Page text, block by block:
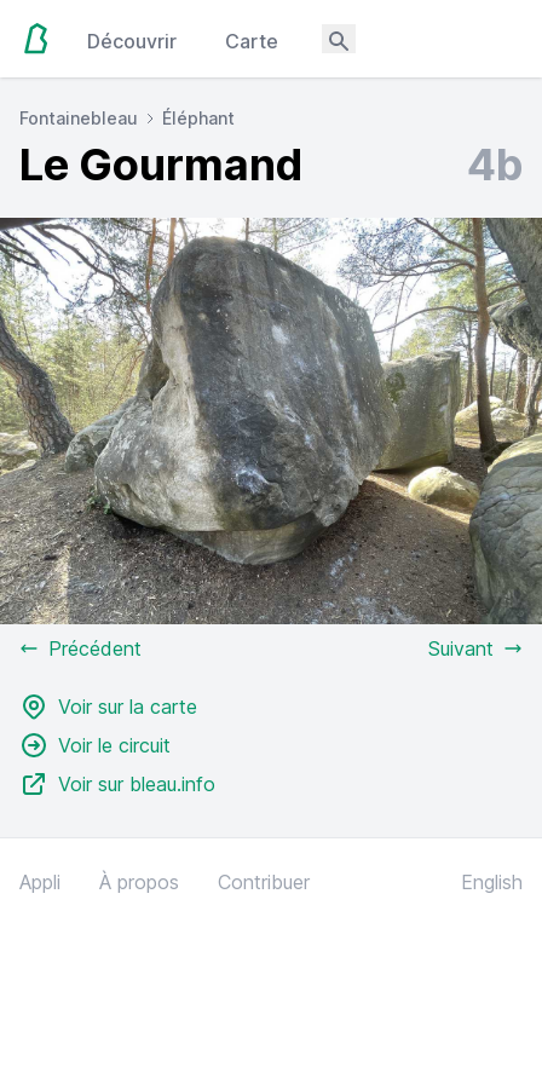
Découvrir Carte
Fontainebleau Éléphant
Le Gourmand 4b
Précédent Suivant
Voir sur la carte
Voir le circuit
Voir sur bleau.info
Appli À propos Contribuer English